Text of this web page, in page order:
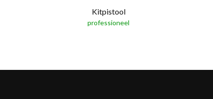
Kitpistool
professioneel